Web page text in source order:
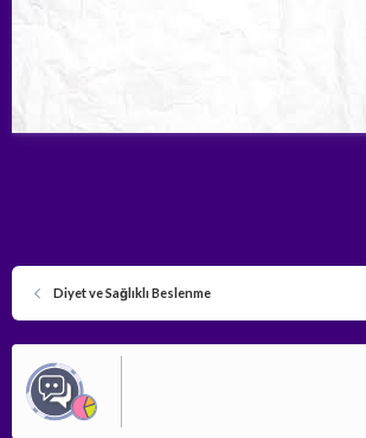
Diyet ve Sağlıklı Beslenme